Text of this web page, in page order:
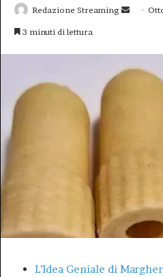
Redazione Streaming
Invia
3 minuti di lettura
L’Idea Geniale di